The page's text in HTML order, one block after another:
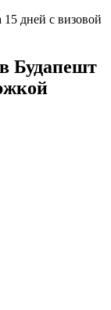
Будапешт